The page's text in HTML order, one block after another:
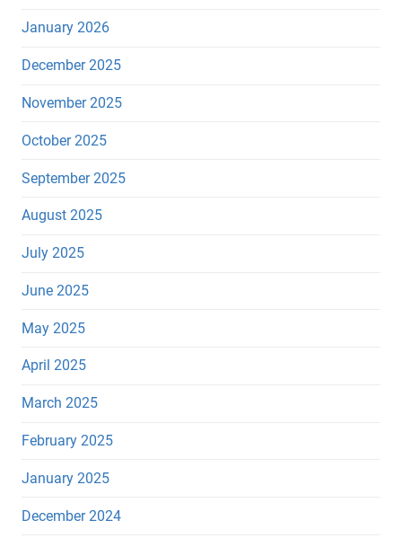
January 2026
December 2025
November 2025
October 2025
September 2025
August 2025
July 2025
June 2025
May 2025
April 2025
March 2025
February 2025
January 2025
December 2024